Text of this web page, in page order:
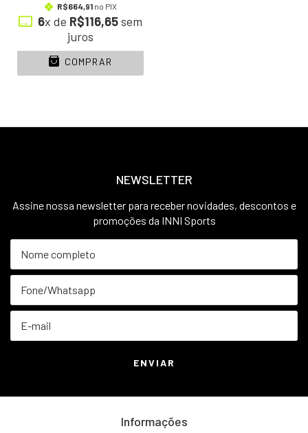
R$664,91no PIX
6x de R$116,65sem
juros
COMPRAR
NEWSLETTER
Assine nossa newsletter para receber novidades, descontos e
promoções da INNI Sports
Informações